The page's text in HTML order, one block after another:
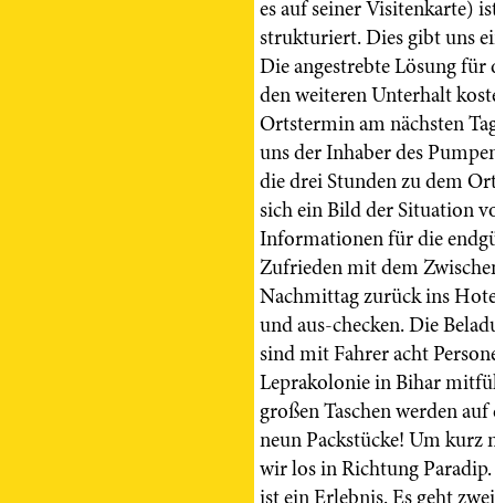
es auf seiner Visitenkarte)
strukturiert. Dies gibt uns
Die angestrebte Lösung
den weiteren Unterhalt
Ortstermin am nächsten
uns der Inhaber des
die drei Stunden zu dem
sich ein Bild der Situation
Informationen für die
Zufrieden mit dem
Nachmittag zurück ins
und aus-checken. Die
sind mit Fahrer acht
Leprakolonie in Bihar
großen Taschen werden
neun Packstücke! Um kurz
wir los in Richtung
ist ein Erlebnis. Es geht